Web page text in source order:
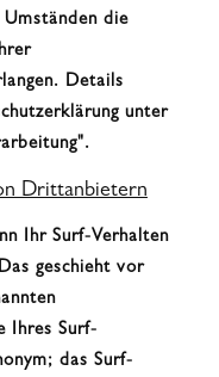
die
Details
unter
Drittanbietern
Ihr Surf-Verhalten
geschieht vor
Ihres Surf-
das Surf-